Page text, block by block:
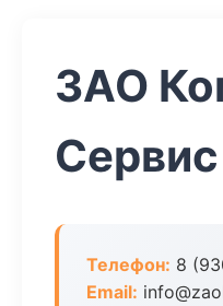
ЗАО
Сервис
Телефон: 8
Email: